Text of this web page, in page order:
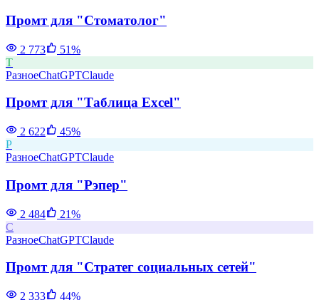
Промт для "Стоматолог"
2 773 51%
Т
РазноеChatGPTClaude
Промт для "Таблица Excel"
2 622 45%
Р
РазноеChatGPTClaude
Промт для "Рэпер"
2 484 21%
С
РазноеChatGPTClaude
Промт для "Стратег социальных сетей"
2 333 44%